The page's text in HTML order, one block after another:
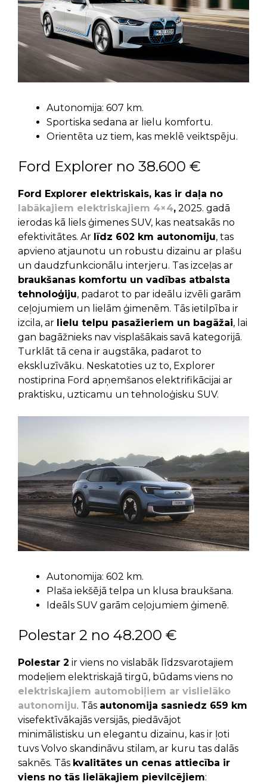
Autonomija: 607 km.
Sportiska sedana ar lielu komfortu.
Orientēta uz tiem, kas meklē veiktspēju.
Ford Explorer no 38.600 €
Ford Explorer elektriskais, kas ir daļa no
labākajiem elektriskajiem 4×4, 2025. gadā
ierodas kā liels ģimenes SUV, kas neatsakās no
efektivitātes. Ar līdz 602 km autonomiju, tas
apvieno atjaunotu un robustu dizainu ar plašu
un daudzfunkcionālu interjeru. Tas izceļas ar
braukšanas komfortu un vadības atbalsta
tehnoloģiju, padarot to par ideālu izvēli garām
ceļojumiem un lielām ģimenēm. Tās ietilpība ir
izcila, ar lielu telpu pasažieriem un bagāžai, lai
gan bagāžnieks nav visplašākais savā kategorijā.
Turklāt tā cena ir augstāka, padarot to
ekskluzīvāku. Neskatoties uz to, Explorer
nostiprina Ford apņemšanos elektrifikācijai ar
praktisku, uzticamu un tehnoloģisku SUV.
Autonomija: 602 km.
Plaša iekšējā telpa un klusa braukšana.
Ideāls SUV garām ceļojumiem ģimenē.
Polestar 2 no 48.200 €
Polestar 2 ir viens no vislabāk līdzsvarotajiem
modeļiem elektriskajā tirgū, būdams viens no
elektriskajiem automobiļiem ar vislielāko
autonomiju. Tās autonomija sasniedz 659 km
visefektīvākajās versijās, piedāvājot
minimālistisku un elegantu dizainu, kas ir ļoti
tuvs Volvo skandināvu stilam, ar kuru tas dalās
saknēs. Tās kvalitātes un cenas attiecība ir
viens no tās lielākajiem pievilcējiem: